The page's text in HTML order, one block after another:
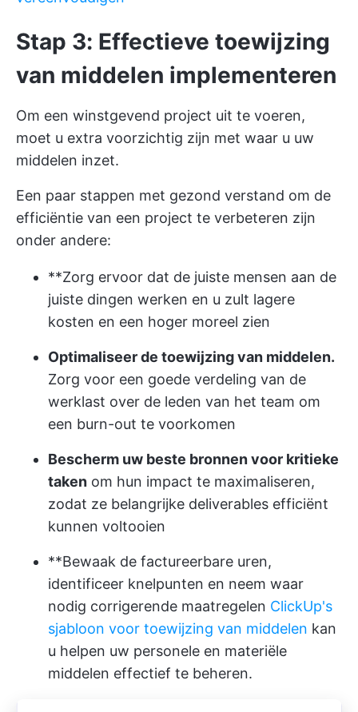
Stap 3: Effectieve toewijzing
van middelen implementeren
Om een winstgevend project uit te voeren,
moet u extra voorzichtig zijn met waar u uw
middelen inzet.
Een paar stappen met gezond verstand om de
efficiëntie van een project te verbeteren zijn
onder andere:
**Zorg ervoor dat de juiste mensen aan de
juiste dingen werken en u zult lagere
kosten en een hoger moreel zien
Optimaliseer de toewijzing van middelen.
Zorg voor een goede verdeling van de
werklast over de leden van het team om
een burn-out te voorkomen
Bescherm uw beste bronnen voor kritieke
taken om hun impact te maximaliseren,
zodat ze belangrijke deliverables efficiënt
kunnen voltooien
**Bewaak de factureerbare uren,
identificeer knelpunten en neem waar
nodig corrigerende maatregelen ClickUp's
sjabloon voor toewijzing van middelen kan
u helpen uw personele en materiële
middelen effectief te beheren.